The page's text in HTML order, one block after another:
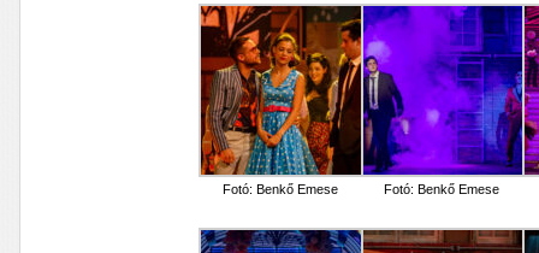
Fotó: Benkő Emese Fotó: Benkő Emese